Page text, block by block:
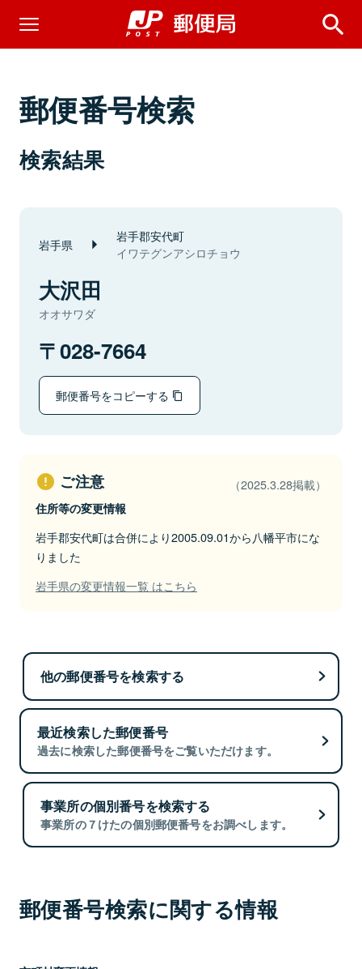
郵便番号検索
検索結果
岩手県 岩手郡安代町
イワテグンアシロチョウ
大沢田
オオサワダ
028-7664
郵便番号をコピーする
ご注意 （2025.3.28掲載）
住所等の変更情報
岩手郡安代町は合併により2005.09.01から八幡平市にな
りました
岩手県の変更情報一覧 はこちら
他の郵便番号を検索する
最近検索した郵便番号
過去に検索した郵便番号をご覧いただけます。
事業所の個別番号を検索する
事業所の７けたの個別郵便番号をお調べします。
郵便番号検索に関する情報